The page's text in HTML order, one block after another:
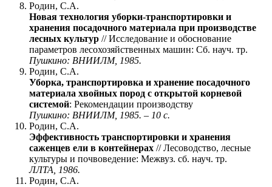
Родин, С.А.
Новая технология уборки-транспортировки и
хранения посадочного материала при производстве
лесных культур // Исследование и обоснование
параметров лесохозяйственных машин: Сб. науч. тр.
Пушкино: ВНИИЛМ, 1985.
Родин, С.А.
Уборка, транспортировка и хранение посадочного
материала хвойных пород с открытой корневой
системой: Рекомендации производству
Пушкино: ВНИИЛМ, 1985. – 10 с.
Родин, С.А.
Эффективность транспортировки и хранения
саженцев ели в контейнерах // Лесоводство, лесные
культуры и почвоведение: Межвуз. сб. науч. тр.
ЛЛТА, 1986.
Родин, С.А.